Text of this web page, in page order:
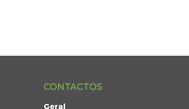
CONTACTOS
Geral